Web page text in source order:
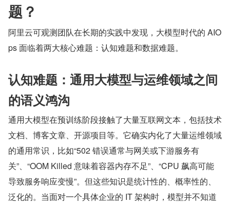
题？
阿里云可观测团队在长期的实践中发现，大模型时代的 AIO
ps 面临着两大核心难题：认知难题和数据难题。
认知难题：通用大模型与运维领域之间
的语义鸿沟
通用大模型在预训练阶段接触了大量互联网文本，包括技术
文档、博客文章、开源项目等。它确实内化了大量运维领域
的通用常识，比如“502 错误通常与网关或下游服务有
关”、“OOM Killed 意味着容器内存不足”、“CPU 飙高可能
导致服务响应变慢”。但这些知识是统计性的、概率性的、
泛化的。当面对一个具体企业的 IT 架构时，模型并不知道